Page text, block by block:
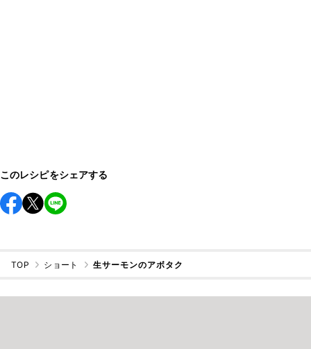
このレシピをシェアする
TOP ショート 生サーモンのアボタク